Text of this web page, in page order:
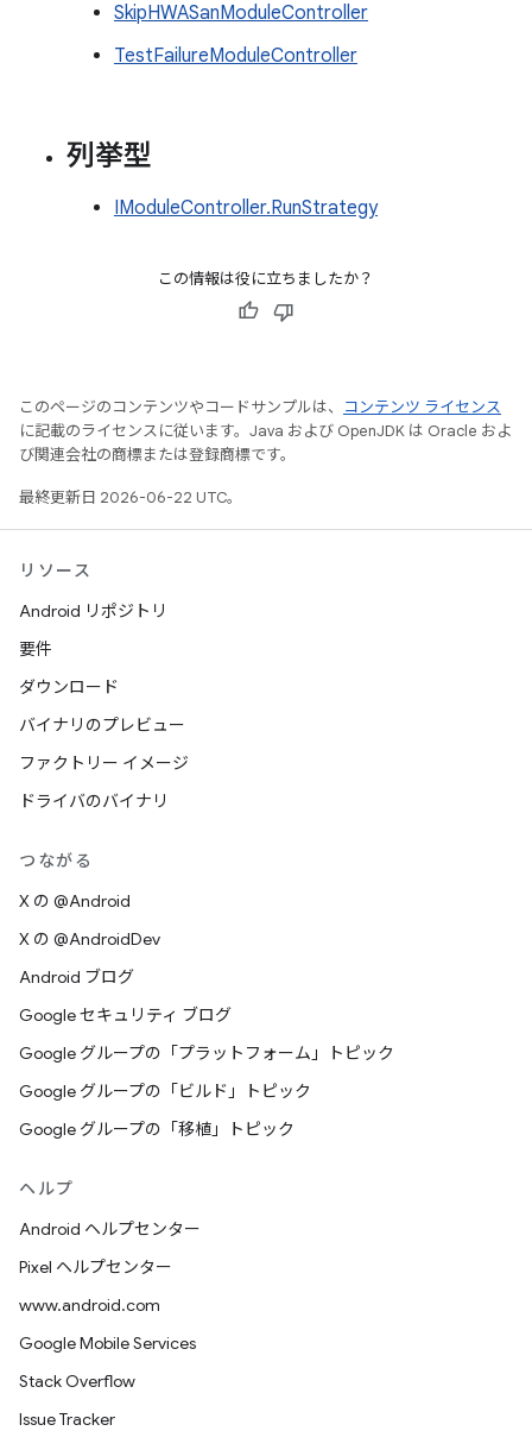
SkipHWASanModuleController
TestFailureModuleController
列挙型
IModuleController.RunStrategy
この情報は役に立ちましたか？
このページのコンテンツやコードサンプルは、
コンテンツ ライセンス
に記載のライセンスに従います。Java および OpenJDK は Oracle およ
び関連会社の商標または登録商標です。
最終更新日 2026-06-22 UTC。
リソース
Android リポジトリ
要件
ダウンロード
バイナリのプレビュー
ファクトリー イメージ
ドライバのバイナリ
つながる
X の @Android
X の @AndroidDev
Android ブログ
Google セキュリティ ブログ
Google グループの「プラットフォーム」トピック
Google グループの「ビルド」トピック
Google グループの「移植」トピック
ヘルプ
Android ヘルプセンター
Pixel ヘルプセンター
www.android.com
Google Mobile Services
Stack Overflow
Issue Tracker